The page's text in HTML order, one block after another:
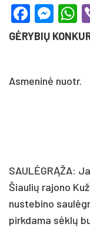
GĖRYBIŲ
Asmeninė nuotr.
SAULĖGRĄŽA:
Šiaulių rajono
nustebino
pirkdama sėklų